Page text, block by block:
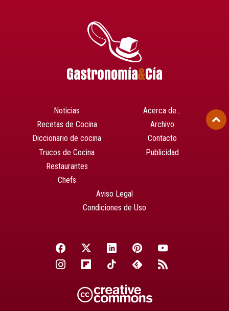
Noticias
Recetas de Cocina
Diccionario de cocina
Trucos de Cocina
Restaurantes
Chefs
Acerca de…
Archivo
Contacto
Publicidad
Aviso Legal
Condiciones de Uso